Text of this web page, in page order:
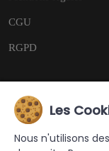
CGU
RGPD
Les
Nous n'utilisons